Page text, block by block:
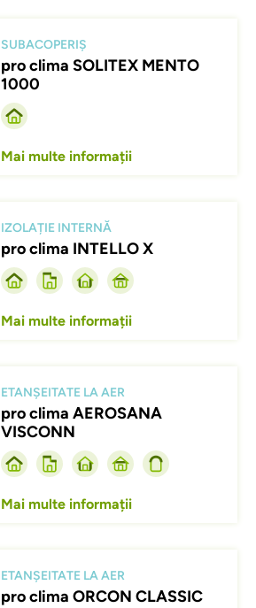
SUBACOPERIȘ
pro clima SOLITEX MENTO
1000
Mai multe informații
IZOLAȚIE INTERNĂ
pro clima INTELLO X
Mai multe informații
ETANȘEITATE LA AER
pro clima AEROSANA
VISCONN
Mai multe informații
ETANȘEITATE LA AER
pro clima ORCON CLASSIC